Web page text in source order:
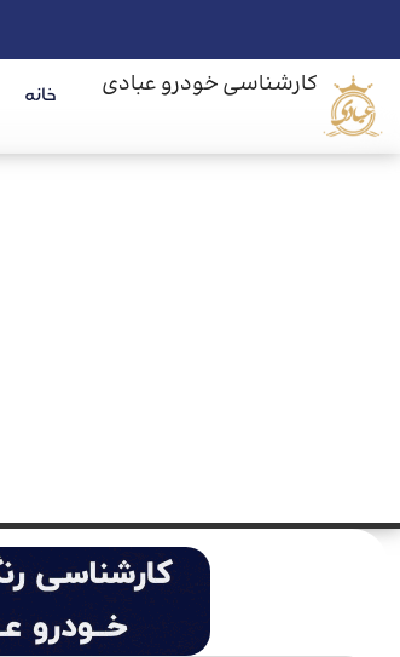
کارشناسی خودرو عبادی خانه